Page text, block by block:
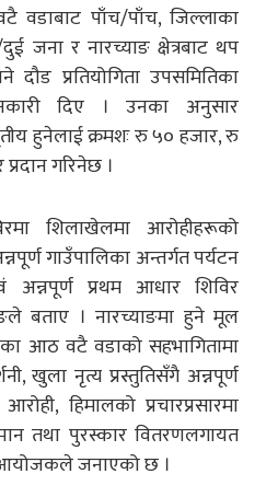
वडाबाट पाँच/पाँच, जिल्लाका
जना र नारच्याङ क्षेत्रबाट थप
प्रतियोगिता उपसमितिका
दिए । उनका अनुसार
हुनेलाई क्रमशः रु ५० हजार, रु
गरिनेछ ।
शिलाखेलमा आरोहीहरूको
गाउँपालिका अन्तर्गत पर्यटन
प्रथम आधार शिविर
बताए । नारच्याङमा हुने मूल
आठ वटै वडाको सहभागितामा
खुला नृत्य प्रस्तुतिसँगै अन्नपूर्ण
हिमालको प्रचारप्रसारमा
तथा पुरस्कार वितरणलगायत
आयोजकले जनाएको छ ।